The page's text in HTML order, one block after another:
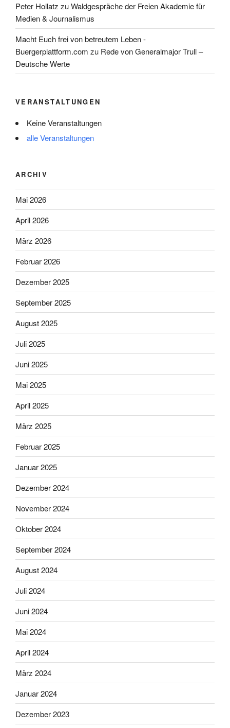
Peter Hollatz zuWaldgespräche der Freien Akademie für
Medien & Journalismus
Macht Euch frei von betreutem Leben -
Buergerplattform.com zu Rede von Generalmajor Trull –
Deutsche Werte
VERANSTALTUNGEN
Keine Veranstaltungen
alle Veranstaltungen
ARCHIV
Mai 2026
April 2026
März 2026
Februar 2026
Dezember 2025
September 2025
August 2025
Juli 2025
Juni 2025
Mai 2025
April 2025
März 2025
Februar 2025
Januar 2025
Dezember 2024
November 2024
Oktober 2024
September 2024
August 2024
Juli 2024
Juni 2024
Mai 2024
April 2024
März 2024
Januar 2024
Dezember 2023